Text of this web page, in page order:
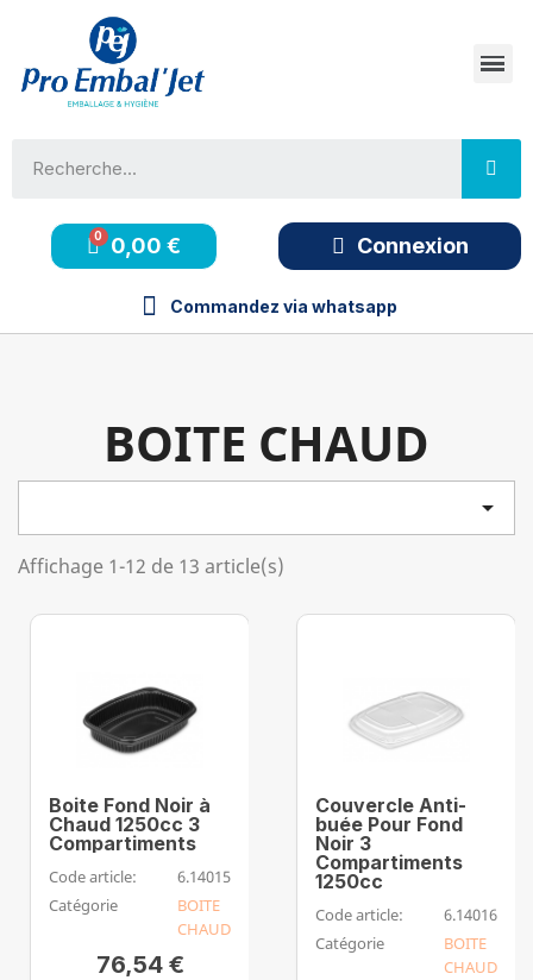
0,00 € Connexion
Commandez via whatsapp
BOITE CHAUD

Affichage 1-12 de 13 article(s)
Boite Fond Noir à
Chaud 1250cc 3
Compartiments
Code article:
6.14015
Catégorie
BOITE
CHAUD
76,54 €
Couvercle Anti-
buée Pour Fond
Noir 3
Compartiments
1250cc
Code article:
6.14016
Catégorie
BOITE
CHAUD